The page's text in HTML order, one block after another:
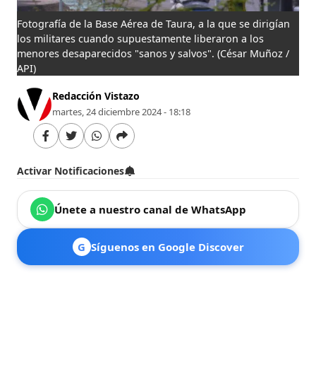
Fotografía de la Base Aérea de Taura, a la que se dirigían
los militares cuando supuestamente liberaron a los
menores desaparecidos "sanos y salvos". (César Muñoz /
API)
Redacción Vistazo
martes, 24 diciembre 2024 - 18:18
Activar Notificaciones
Únete a nuestro canal de WhatsApp
G Síguenos en Google Discover